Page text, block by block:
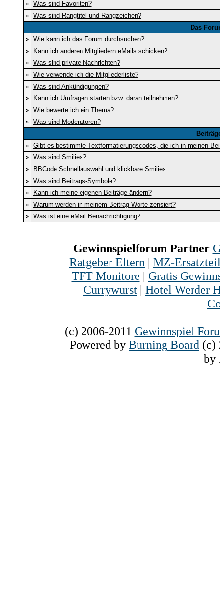
»
Was sind Favoriten?
»
Was sind Rangtitel und Rangzeichen?
Das
»
Wie kann ich das Forum durchsuchen?
»
Kann ich anderen Mitgliedern eMails schicken?
»
Was sind private Nachrichten?
»
Wie verwende ich die Mitgliederliste?
»
Was sind Ankündigungen?
»
Kann ich Umfragen starten bzw. daran teilnehmen?
»
Wie bewerte ich ein Thema?
»
Was sind Moderatoren?
»
Gibt es bestimmte Textformatierungscodes, die ich in meinen
»
Was sind Smilies?
»
BBCode Schnellauswahl und klickbare Smilies
»
Was sind Beitrags-Symbole?
»
Kann ich meine eigenen Beiträge ändern?
»
Warum werden in meinem Beitrag Worte zensiert?
»
Was ist eine eMail Benachrichtigung?
Gewinnspielforum Partner
Ratgeber Eltern | MZ-
TFT Monitore | Gratis
Currywurst| Hotel Werder
(c) 2006-2011 Gewinnspiel
Powered by Burning Board (c)
by